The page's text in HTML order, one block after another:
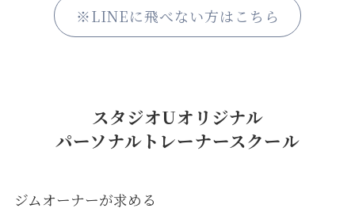
※LINEに飛べない方はこちら
スタジオUオリジナル
パーソナルトレーナースクール
ジムオーナーが求める